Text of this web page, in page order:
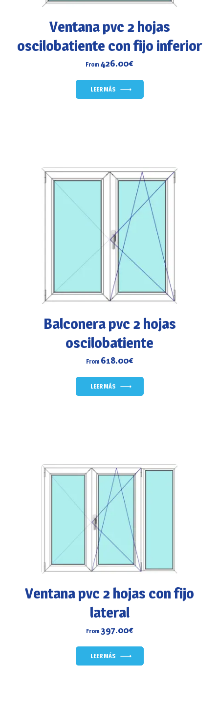
Ventana pvc 2 hojas
oscilobatiente con fijo inferior
From 426.00€
LEER MÁS
Balconera pvc 2 hojas
oscilobatiente
From 618.00€
LEER MÁS
Ventana pvc 2 hojas con fijo
lateral
From 397.00€
LEER MÁS